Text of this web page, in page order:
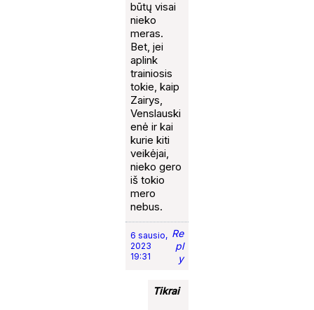
būtų visai
nieko
meras.
Bet, jei
aplink
trainiosis
tokie, kaip
Zairys,
Venslauski
enė ir kai
kurie kiti
veikėjai,
nieko gero
iš tokio
mero
nebus.
6 sausio,
2023
19:31
Re
pl
y
Tikrai